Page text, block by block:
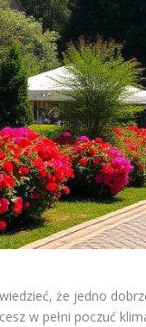
że jedno
w pełni poczuć